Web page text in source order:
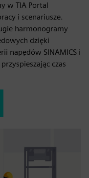
w TIA Portal
i scenariusze.
harmonogramy
dzięki
napędów SINAMICS i
czas